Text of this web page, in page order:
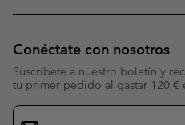
Conéctate con nosotros
Suscríbete a nuestro boletín y
tu primer pedido al gastar 120 €
Suscripción